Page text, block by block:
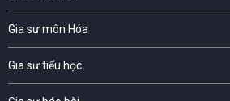
Gia sư môn Hóa
Gia sư tiểu học